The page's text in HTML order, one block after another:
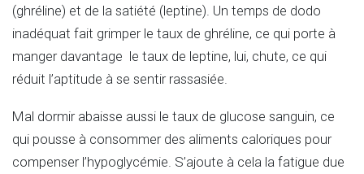
(ghréline) et de la satiété (leptine). Un temps de dodo
inadéquat fait grimper le taux de ghréline, ce qui porte à
manger davantage le taux de leptine, lui, chute, ce qui
réduit l’aptitude à se sentir rassasiée.
Mal dormir abaisse aussi le taux de glucose sanguin, ce
qui pousse à consommer des aliments caloriques pour
compenser l’hypoglycémie. S’ajoute à cela la fatigue due